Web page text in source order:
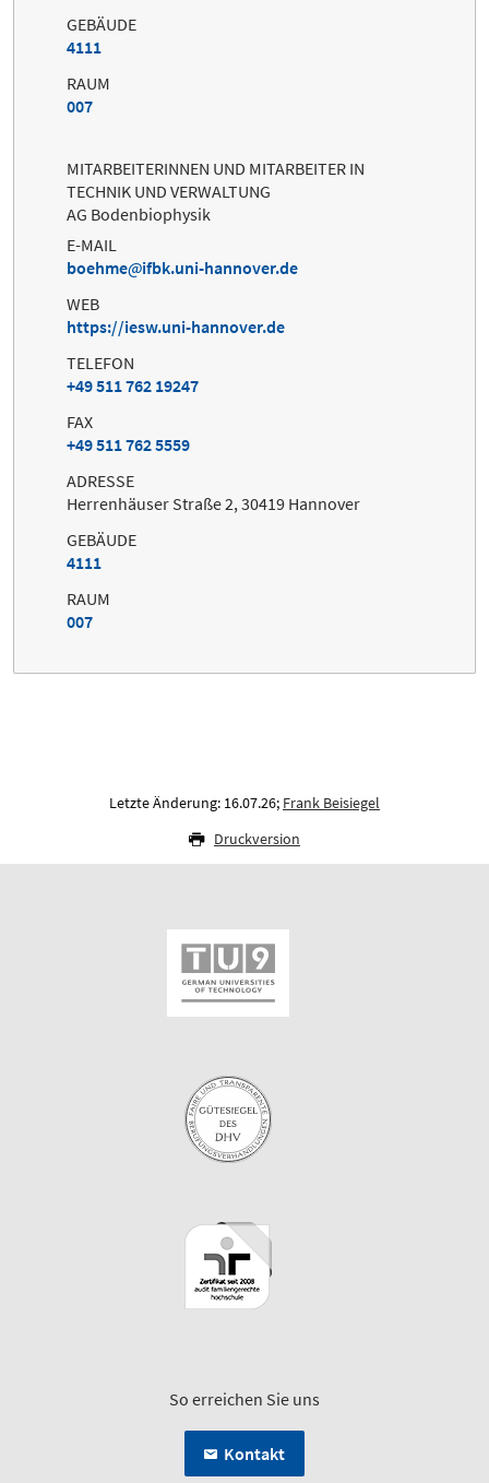
GEBÄUDE
4111
RAUM
007
MITARBEITERINNEN UND MITARBEITER IN
TECHNIK UND VERWALTUNG
AG Bodenbiophysik
E-MAIL
boehme
ifbk.uni-hannover.de
WEB
https://iesw.uni-hannover.de
TELEFON
+49 511 762 19247
FAX
+49 511 762 5559
ADRESSE
Herrenhäuser Straße 2, 30419 Hannover
GEBÄUDE
4111
RAUM
007
Letzte Änderung: 16.07.26; Frank Beisiegel
Druckversion
So erreichen Sie uns
Kontakt